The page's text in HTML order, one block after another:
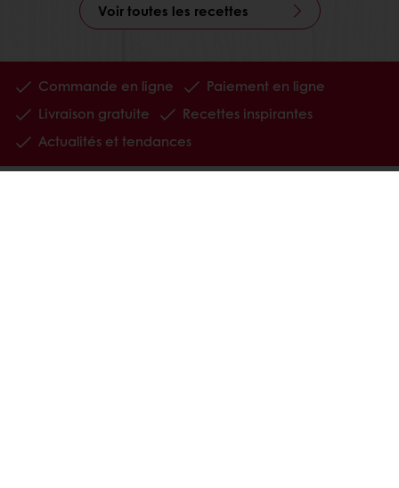
Voir toutes les recettes
Commande en ligne
Paiement en ligne
Livraison gratuite
Recettes inspirantes
Actualités et tendances